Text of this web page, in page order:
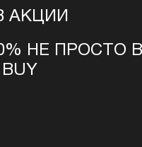
АКЦИИ
НЕ ПРОСТО